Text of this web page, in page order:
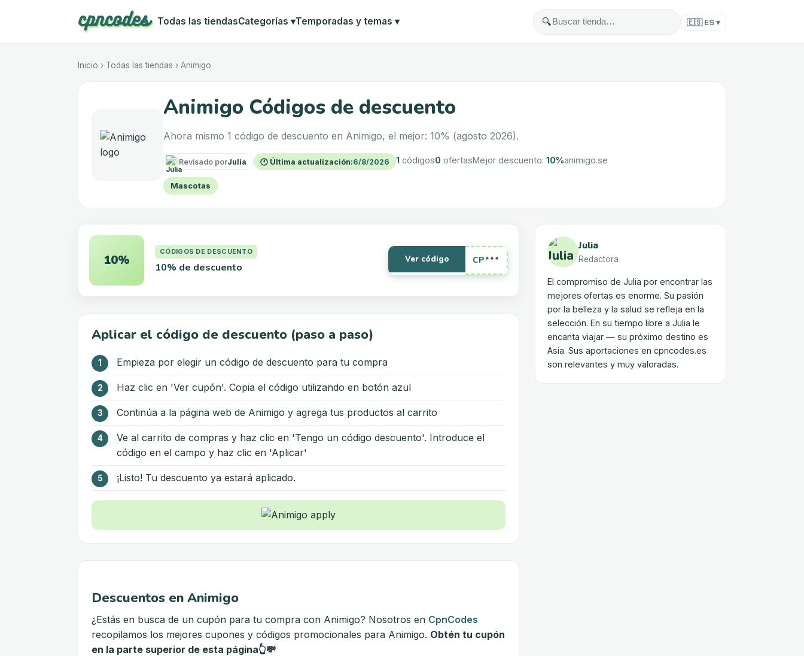
Todas las tiendasCategorías ▾Temporadas y temas ▾ 🔍 🇪🇸 ES▾
Inicio › Todas las tiendas › Animigo
Animigo Códigos de descuento
Ahora mismo 1 código de descuento en Animigo, el mejor: 10% (agosto 2026).
Revisado porJulia 🕐 Última actualización:6/8/2026 1 códigos0 ofertasMejor descuento: 10%animigo.se
Mascotas
10%
CÓDIGOS DE DESCUENTO
10% de descuento
Ver código CP***
Aplicar el código de descuento (paso a paso)
Empieza por elegir un código de descuento para tu compra
Haz clic en 'Ver cupón'. Copia el código utilizando en botón azul
Continúa a la página web de Animigo y agrega tus productos al carrito
Ve al carrito de compras y haz clic en 'Tengo un código descuento'. Introduce el
código en el campo y haz clic en 'Aplicar'
¡Listo! Tu descuento ya estará aplicado.
Descuentos en Animigo
¿Estás en busca de un cupón para tu compra con Animigo? Nosotros en CpnCodes
recopilamos los mejores cupones y códigos promocionales para Animigo. Obtén tu cupón
en la parte superior de esta página👆💸
Julia
Redactora
El compromiso de Julia por encontrar las
mejores ofertas es enorme. Su pasión
por la belleza y la salud se refleja en la
selección. En su tiempo libre a Julia le
encanta viajar — su próximo destino es
Asia. Sus aportaciones en cpncodes.es
son relevantes y muy valoradas.